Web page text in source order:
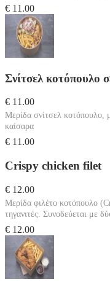
€ 11.00
Σνίτσελ κοτόπουλο
€ 11.00
Μερίδα σνίτσελ κοτόπουλο,
καίσαρα
€ 11.00
Crispy chicken filet
€ 12.00
Μερίδα φιλέτο κοτόπουλο
τηγανιτές. Συνοδεύεται με
€ 12.00